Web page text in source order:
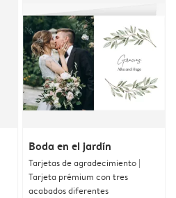
Boda en el jardín
Tarjetas de agradecimiento |
Tarjeta prémium con tres
acabados diferentes